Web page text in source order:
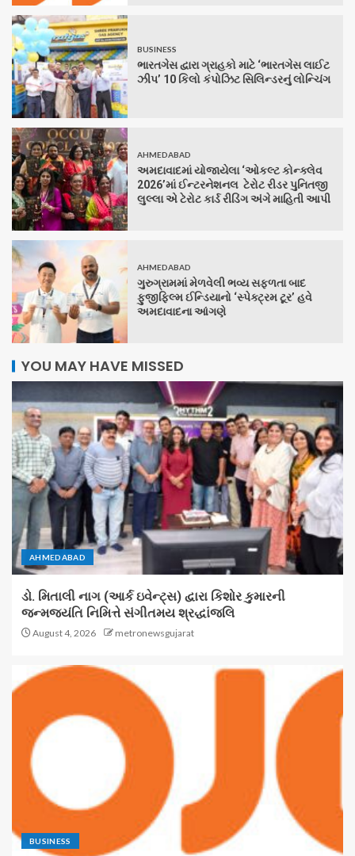
BUSINESS
ભારતગેસ દ્વારા ગ્રાહકો માટે ‘ભારતગેસ લાઈટ
ઝીપ’ 10 કિલો કંપોઝિટ સિલિન્ડરનું લોન્ચિંગ
AHMEDABAD
અમદાવાદમાં યોજાયેલા ‘ઓકલ્ટ કોન્ક્લેવ
2026’માં ઈન્ટરનેશનલ ટેરોટ રીડર પુનિતજી
લુલ્લા એ ટેરોટ કાર્ડ રીડિંગ અંગે માહિતી આપી
AHMEDABAD
ગુરુગ્રામમાં મેળવેલી ભવ્ય સફળતા બાદ
ફુજીફિલ્મ ઈન્ડિયાનો ‘સ્પેક્ટ્રમ ટૂર’ હવે
અમદાવાદના આંગણે
YOU MAY HAVE MISSED
AHMEDABAD
ડો. મિતાલી નાગ (આર્ક ઇવેન્ટ્સ) દ્વારા કિશોર કુમારની
જન્મજયંતિ નિમિત્તે સંગીતમય શ્રદ્ધાંજલિ
August 4, 2026 metronewsgujarat
BUSINESS